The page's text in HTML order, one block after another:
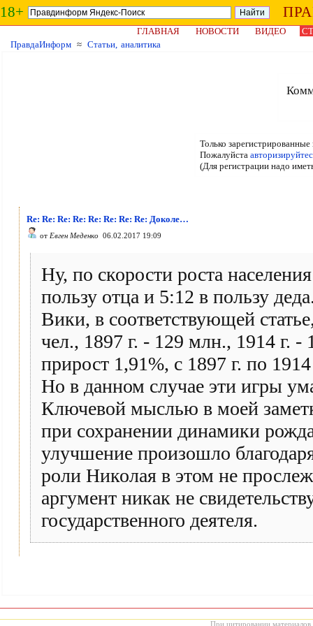
18+
ГЛАВНАЯ НОВОСТИ ВИДЕО
ПравдаИнформ ≈ Статьи, аналитика
Только
Пожалуйста
(Для регистрации надо
Re: Re: Re: Re: Re: Re: Re: Re: Доколе…
от Евген Меденко 06.02.2017 19:09
Ну, по скорости роста
пользу отца и 5:12 в пользу
Вики, в соответствующей
чел., 1897 г. - 129 млн., 1914 г.
прирост 1,91%, с 1897 г. по
Но в данном случае эти игры
Ключевой мыслью в моей
при сохранении динамики
улучшение произошло
роли Николая в этом не
аргумент никак не
государственного деятеля.
При цитировании материалов